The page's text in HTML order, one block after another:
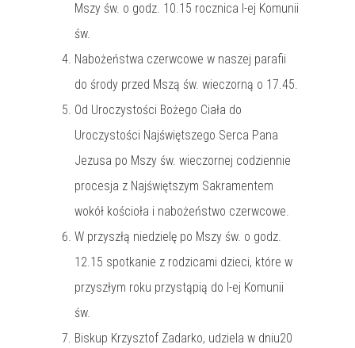
Mszy św. o godz. 10.15 rocznica I-ej Komunii
św.
Nabożeństwa czerwcowe w naszej parafii
do środy przed Mszą św. wieczorną o 17.45.
Od Uroczystości Bożego Ciała do
Uroczystości Najświętszego Serca Pana
Jezusa po Mszy św. wieczornej codziennie
procesja z Najświętszym Sakramentem
wokół kościoła i nabożeństwo czerwcowe.
W przyszłą niedzielę po Mszy św. o godz.
12.15 spotkanie z rodzicami dzieci, które w
przyszłym roku przystąpią do I-ej Komunii
św.
Biskup Krzysztof Zadarko, udziela w dniu20